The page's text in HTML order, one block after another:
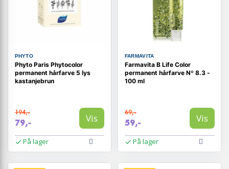
PHYTO
Phyto Paris Phytocolor
permanent hårfarve 5 lys
kastanjebrun
194,-
79,- Vis
På lager
FARMAVITA
Farmavita B Life Color
permanent hårfarve Nº 8.3 -
100 ml
69,-
59,- Vis
På lager